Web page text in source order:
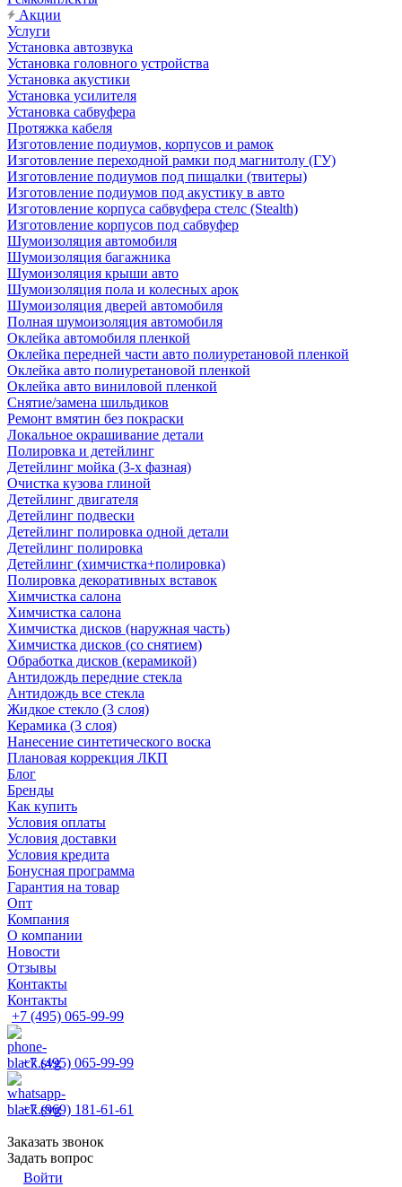
Акции
Услуги
Установка автозвука
Установка головного устройства
Установка акустики
Установка усилителя
Установка сабвуфера
Протяжка кабеля
Изготовление подиумов, корпусов и рамок
Изготовление переходной рамки под магнитолу (ГУ)
Изготовление подиумов под пищалки (твитеры)
Изготовление подиумов под акустику в авто
Изготовление корпуса сабвуфера стелс (Stealth)
Изготовление корпусов под сабвуфер
Шумоизоляция автомобиля
Шумоизоляция багажника
Шумоизоляция крыши авто
Шумоизоляция пола и колесных арок
Шумоизоляция дверей автомобиля
Полная шумоизоляция автомобиля
Оклейка автомобиля пленкой
Оклейка передней части авто полиуретановой пленкой
Оклейка авто полиуретановой пленкой
Оклейка авто виниловой пленкой
Снятие/замена шильдиков
Ремонт вмятин без покраски
Локальное окрашивание детали
Полировка и детейлинг
Детейлинг мойка (3-х фазная)
Очистка кузова глиной
Детейлинг двигателя
Детейлинг подвески
Детейлинг полировка одной детали
Детейлинг полировка
Детейлинг (химчистка+полировка)
Полировка декоративных вставок
Химчистка салона
Химчистка салона
Химчистка дисков (наружная часть)
Химчистка дисков (со снятием)
Обработка дисков (керамикой)
Антидождь передние стекла
Антидождь все стекла
Жидкое стекло (3 слоя)
Керамика (3 слоя)
Нанесение синтетического воска
Плановая коррекция ЛКП
Блог
Бренды
Как купить
Условия оплаты
Условия доставки
Условия кредита
Бонусная программа
Гарантия на товар
Опт
Компания
О компании
Новости
Отзывы
Контакты
Контакты
+7 (495) 065-99-99
+7 (495) 065-99-99
+7 (969) 181-61-61
Заказать звонок
Задать вопрос
Войти